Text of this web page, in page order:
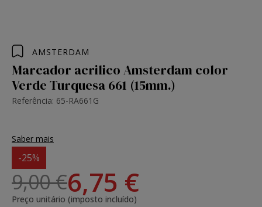
AMSTERDAM
Marcador acrilico Amsterdam color
Verde Turquesa 661 (15mm.)
Referência: 65-RA661G
Saber mais
-25%
9,00 €6,75 €
Preço unitário (imposto incluído)